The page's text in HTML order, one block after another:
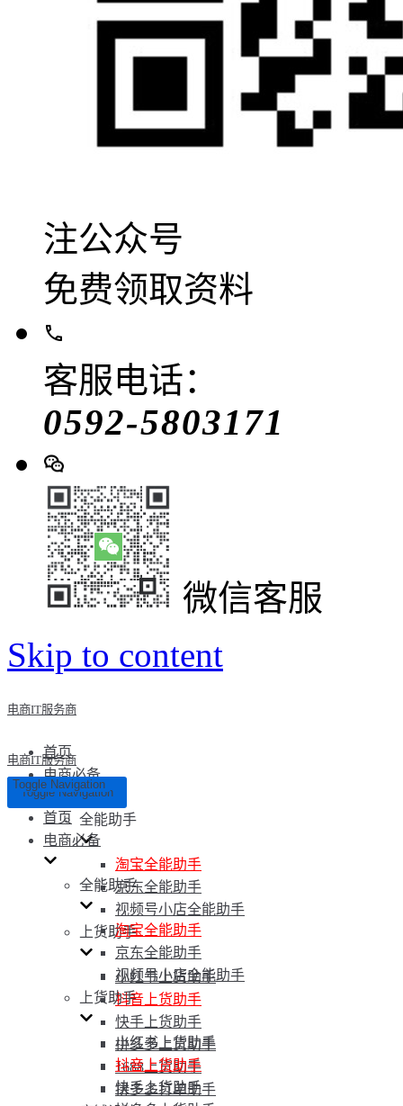
注公众号
免费领取资料
客服电话：
0592-5803171
微信客服
Skip to content
电商IT服务商
首页
电商必备
全能助手
淘宝全能助手
京东全能助手
视频号小店全能助手
上货助手
小红书上货助手
抖音上货助手
快手上货助手
拼多多上货助手
1688上货助手
拼多多打单助手
电商IT服务商
Toggle Navigation
Toggle Navigation
首页
电商必备
全能助手
淘宝全能助手
京东全能助手
视频号小店全能助手
上货助手
小红书上货助手
抖音上货助手
快手上货助手